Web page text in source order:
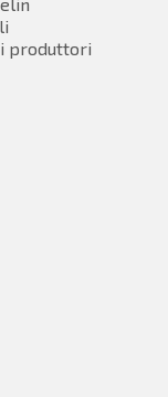
produttori